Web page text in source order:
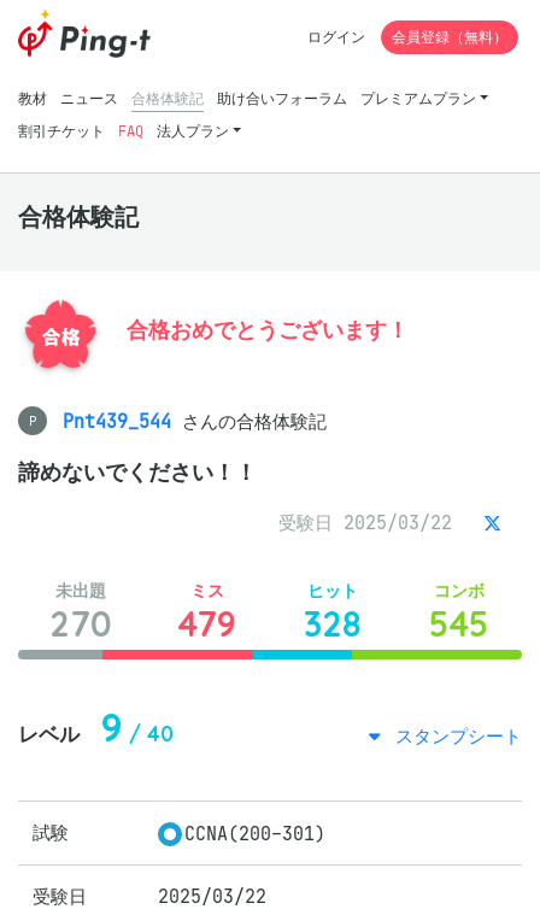
教材 ニュース 合格体験記 助け合いフォーラム
プレミアムプラン
割引チケット
FAQ 法人プラン
ログイン 会員登録（無料）
合格体験記
合格おめでとうございます！
P Pnt439_544 さんの合格体験記
諦めないでください！！
受験日 2025/03/22
未出題
270
ミス
479
ヒット
328
コンボ
545
レベル 9 / 40 スタンプシート
試験 CCNA(200-301)
受験日 2025/03/22